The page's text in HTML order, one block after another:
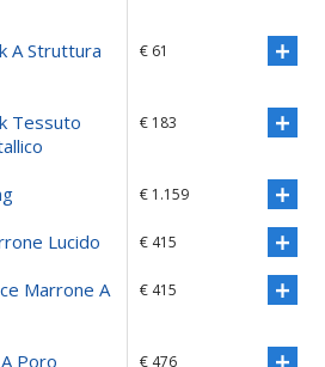
A Struttura
€ 61
Tessuto
€ 183
€ 1.159
Lucido € 415
Marrone A
€ 415
Poro € 476